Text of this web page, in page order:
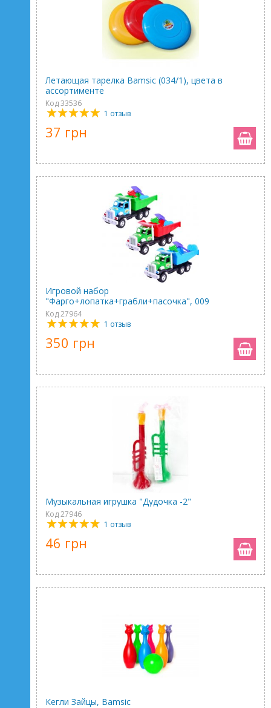
Летающая тарелка Bamsic (034/1), цвета в
ассортименте
Код 33536
1 отзыв
37 грн
Игровой набор
"Фарго+лопатка+грабли+пасочка", 009
Код 27964
1 отзыв
350 грн
Музыкальная игрушка "Дудочка -2"
Код 27946
1 отзыв
46 грн
Кегли Зайцы, Bamsic